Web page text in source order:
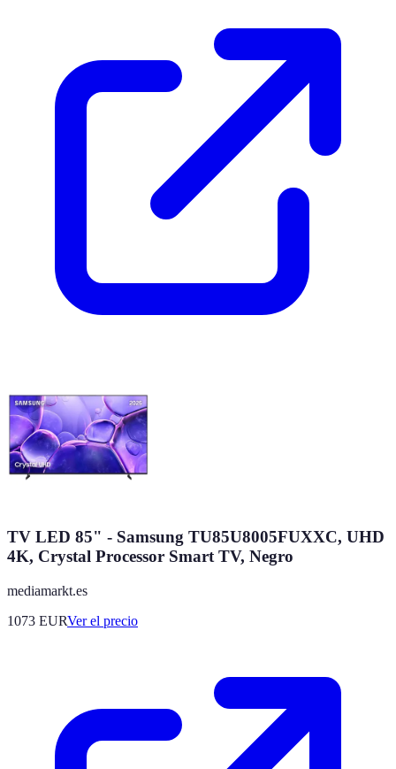
TV LED 85" - Samsung TU85U8005FUXXC, UHD
4K, Crystal Processor Smart TV, Negro
mediamarkt.es
1073 EURVer el precio